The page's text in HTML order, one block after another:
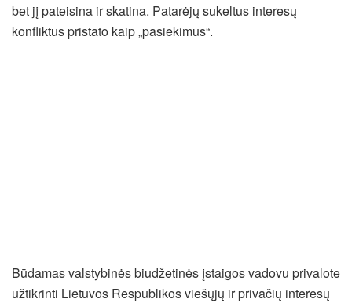
bet jį pateisina ir skatina. Patarėjų sukeltus interesų
konfliktus pristato kaip „pasiekimus“.
Būdamas valstybinės biudžetinės įstaigos vadovu privalote
užtikrinti Lietuvos Respublikos viešųjų ir privačių interesų